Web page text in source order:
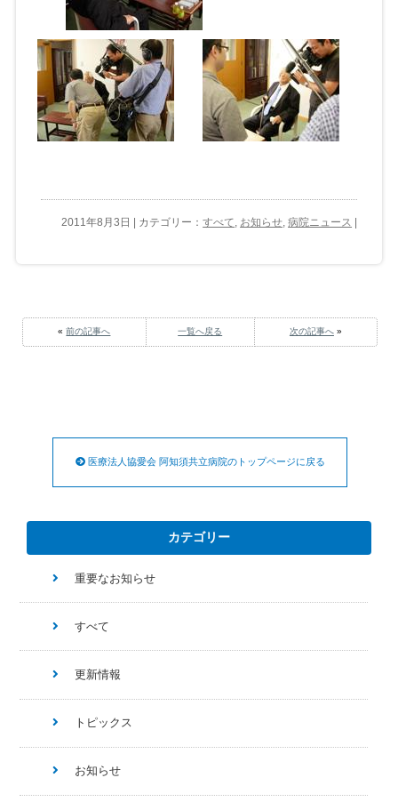
2011年8月3日 | カテゴリー：すべて, お知らせ,病院ニュース
«前の記事へ 一覧へ戻る 次の記事へ»
医療法人協愛会 阿知須共立病院のトップページに戻る
カテゴリー
重要なお知らせ
すべて
更新情報
トピックス
お知らせ